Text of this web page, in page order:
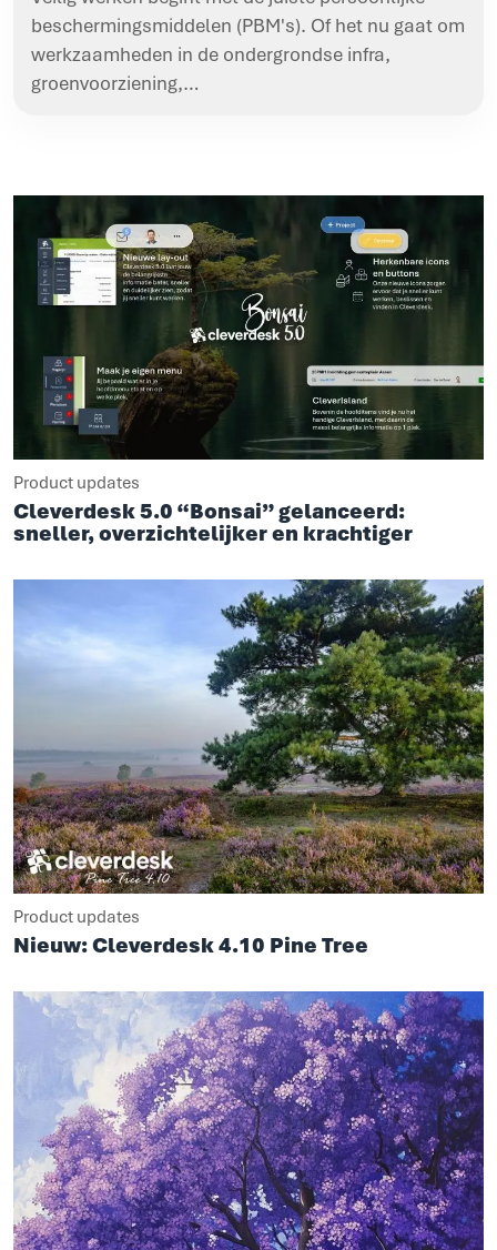
beschermingsmiddelen (PBM's). Of het nu gaat om
werkzaamheden in de ondergrondse infra,
groenvoorziening,…
Product updates
Cleverdesk 5.0 “Bonsai” gelanceerd:
sneller, overzichtelijker en krachtiger
Product updates
Nieuw: Cleverdesk 4.10 Pine Tree